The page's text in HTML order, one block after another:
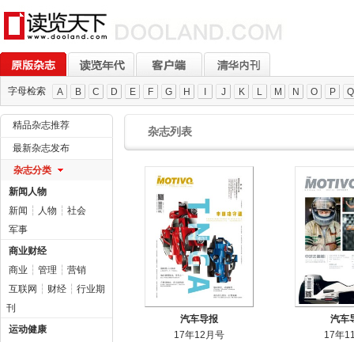
字母检索 A B C D E F G H J K L M N O P Q
精品杂志推荐
最新杂志发布
杂志分类
新闻人物
新闻 ┆ 人物 ┆ 社会
军事
商业财经
商业 ┆ 管理 ┆ 营销
互联网 ┆ 财经 ┆ 行业期
刊
运动健康
杂志列表
汽车导报
17年12月号
汽车
17年